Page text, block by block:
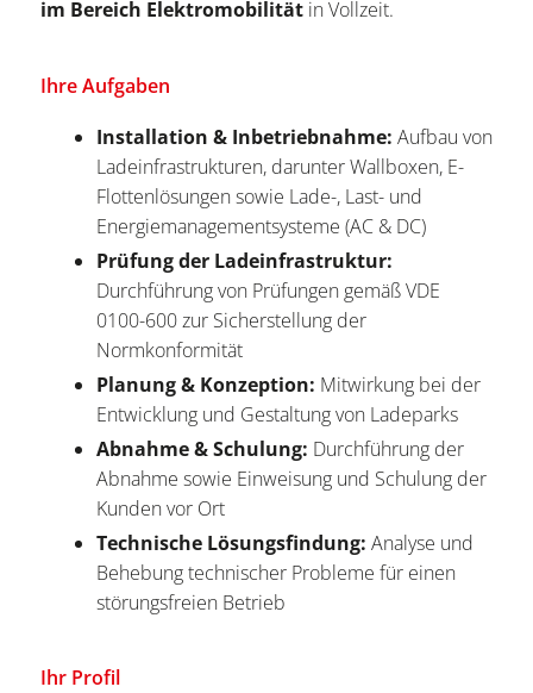
im Bereich Elektromobilität in Vollzeit.
Ihre Aufgaben
Installation & Inbetriebnahme: Aufbau von
Ladeinfrastrukturen, darunter Wallboxen, E-
Flottenlösungen sowie Lade-, Last- und
Energiemanagementsysteme (AC & DC)
Prüfung der Ladeinfrastruktur:
Durchführung von Prüfungen gemäß VDE
0100-600 zur Sicherstellung der
Normkonformität
Planung & Konzeption: Mitwirkung bei der
Entwicklung und Gestaltung von Ladeparks
Abnahme & Schulung: Durchführung der
Abnahme sowie Einweisung und Schulung der
Kunden vor Ort
Technische Lösungsfindung: Analyse und
Behebung technischer Probleme für einen
störungsfreien Betrieb
Ihr Profil